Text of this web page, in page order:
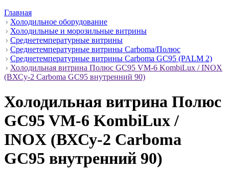
Главная
Холодильное оборудование
Холодильные и морозильные витрины
Среднетемпературные витрины
Среднетемпературные витрины Carboma/Полюс
Среднетемпературные витрины Carboma GC95 (PALM 2)
Холодильная витрина Полюс GC95 VM-6 KombiLux / INOX
(ВХСу-2 Carboma GC95 внутренний 90)
Холодильная витрина Полюс
GC95 VM-6 KombiLux /
INOX (ВХСу-2 Carboma
GC95 внутренний 90)